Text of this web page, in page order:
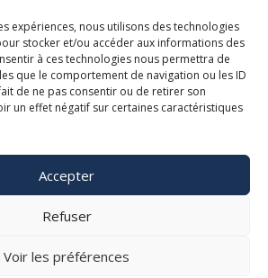
expériences, nous utilisons des technologies
stocker et/ou accéder aux informations des
à ces technologies nous permettra de
que le comportement de navigation ou les ID
de ne pas consentir ou de retirer son
un effet négatif sur certaines caractéristiques
Accepter
Refuser
Voir les préférences
de la Croix Nivert 75015 Paris
Tél : 01.58.35.04.18